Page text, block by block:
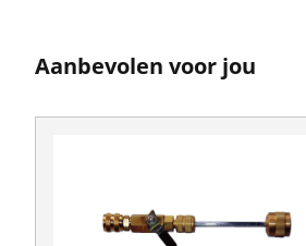
Aanbevolen voor jou